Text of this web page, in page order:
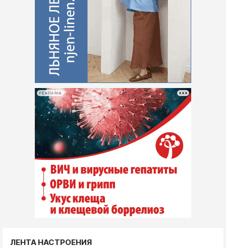
РЕКЛАМА
ЛЕНТА НАСТРОЕНИЯ